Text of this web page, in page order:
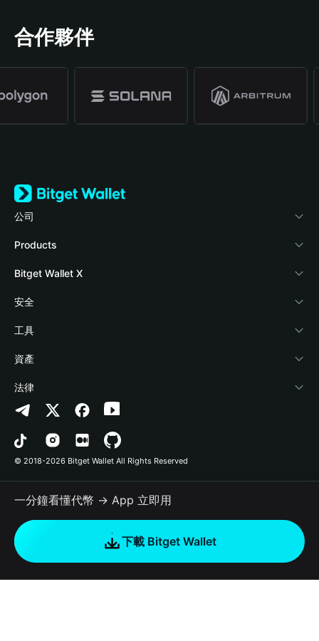
合作夥伴
公司
關於 Bitget Wallet
部落格
學院
加密資訊
幫助中心
‌聯繫我們
品牌資源
工作機會
Products
Crypto Card
Stablecoin Earn
Payfi Crypto
Crypto Swap API
Altcoin Season Index
Prediction Markets
DApp
RWA
如何購買加密貨幣
Bitget Wallet X
開發者文件
連接錢包
Bitget Wallet Pay
合作上架
安全
風險保障基金
安全防護技術
工具
快捷買幣
授權檢測
合約檢測
批次轉帳
資產
Arbitrum
Avalanche
Bitcoin
Polygon
法律
隱私協議
用戶使用協議
© 2018-2026 Bitget Wallet All Rights Reserved
一分鐘看懂代幣 → App 立即用
下載 Bitget Wallet